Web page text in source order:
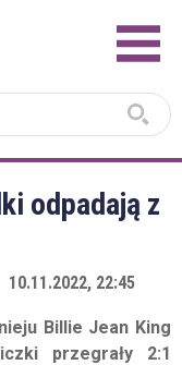
odpadają z
10.11.2022, 22:45
Billie Jean King
przegrały 2:1